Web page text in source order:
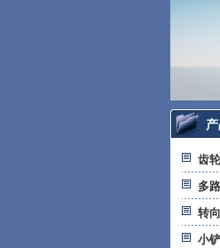
齿
多
转
小